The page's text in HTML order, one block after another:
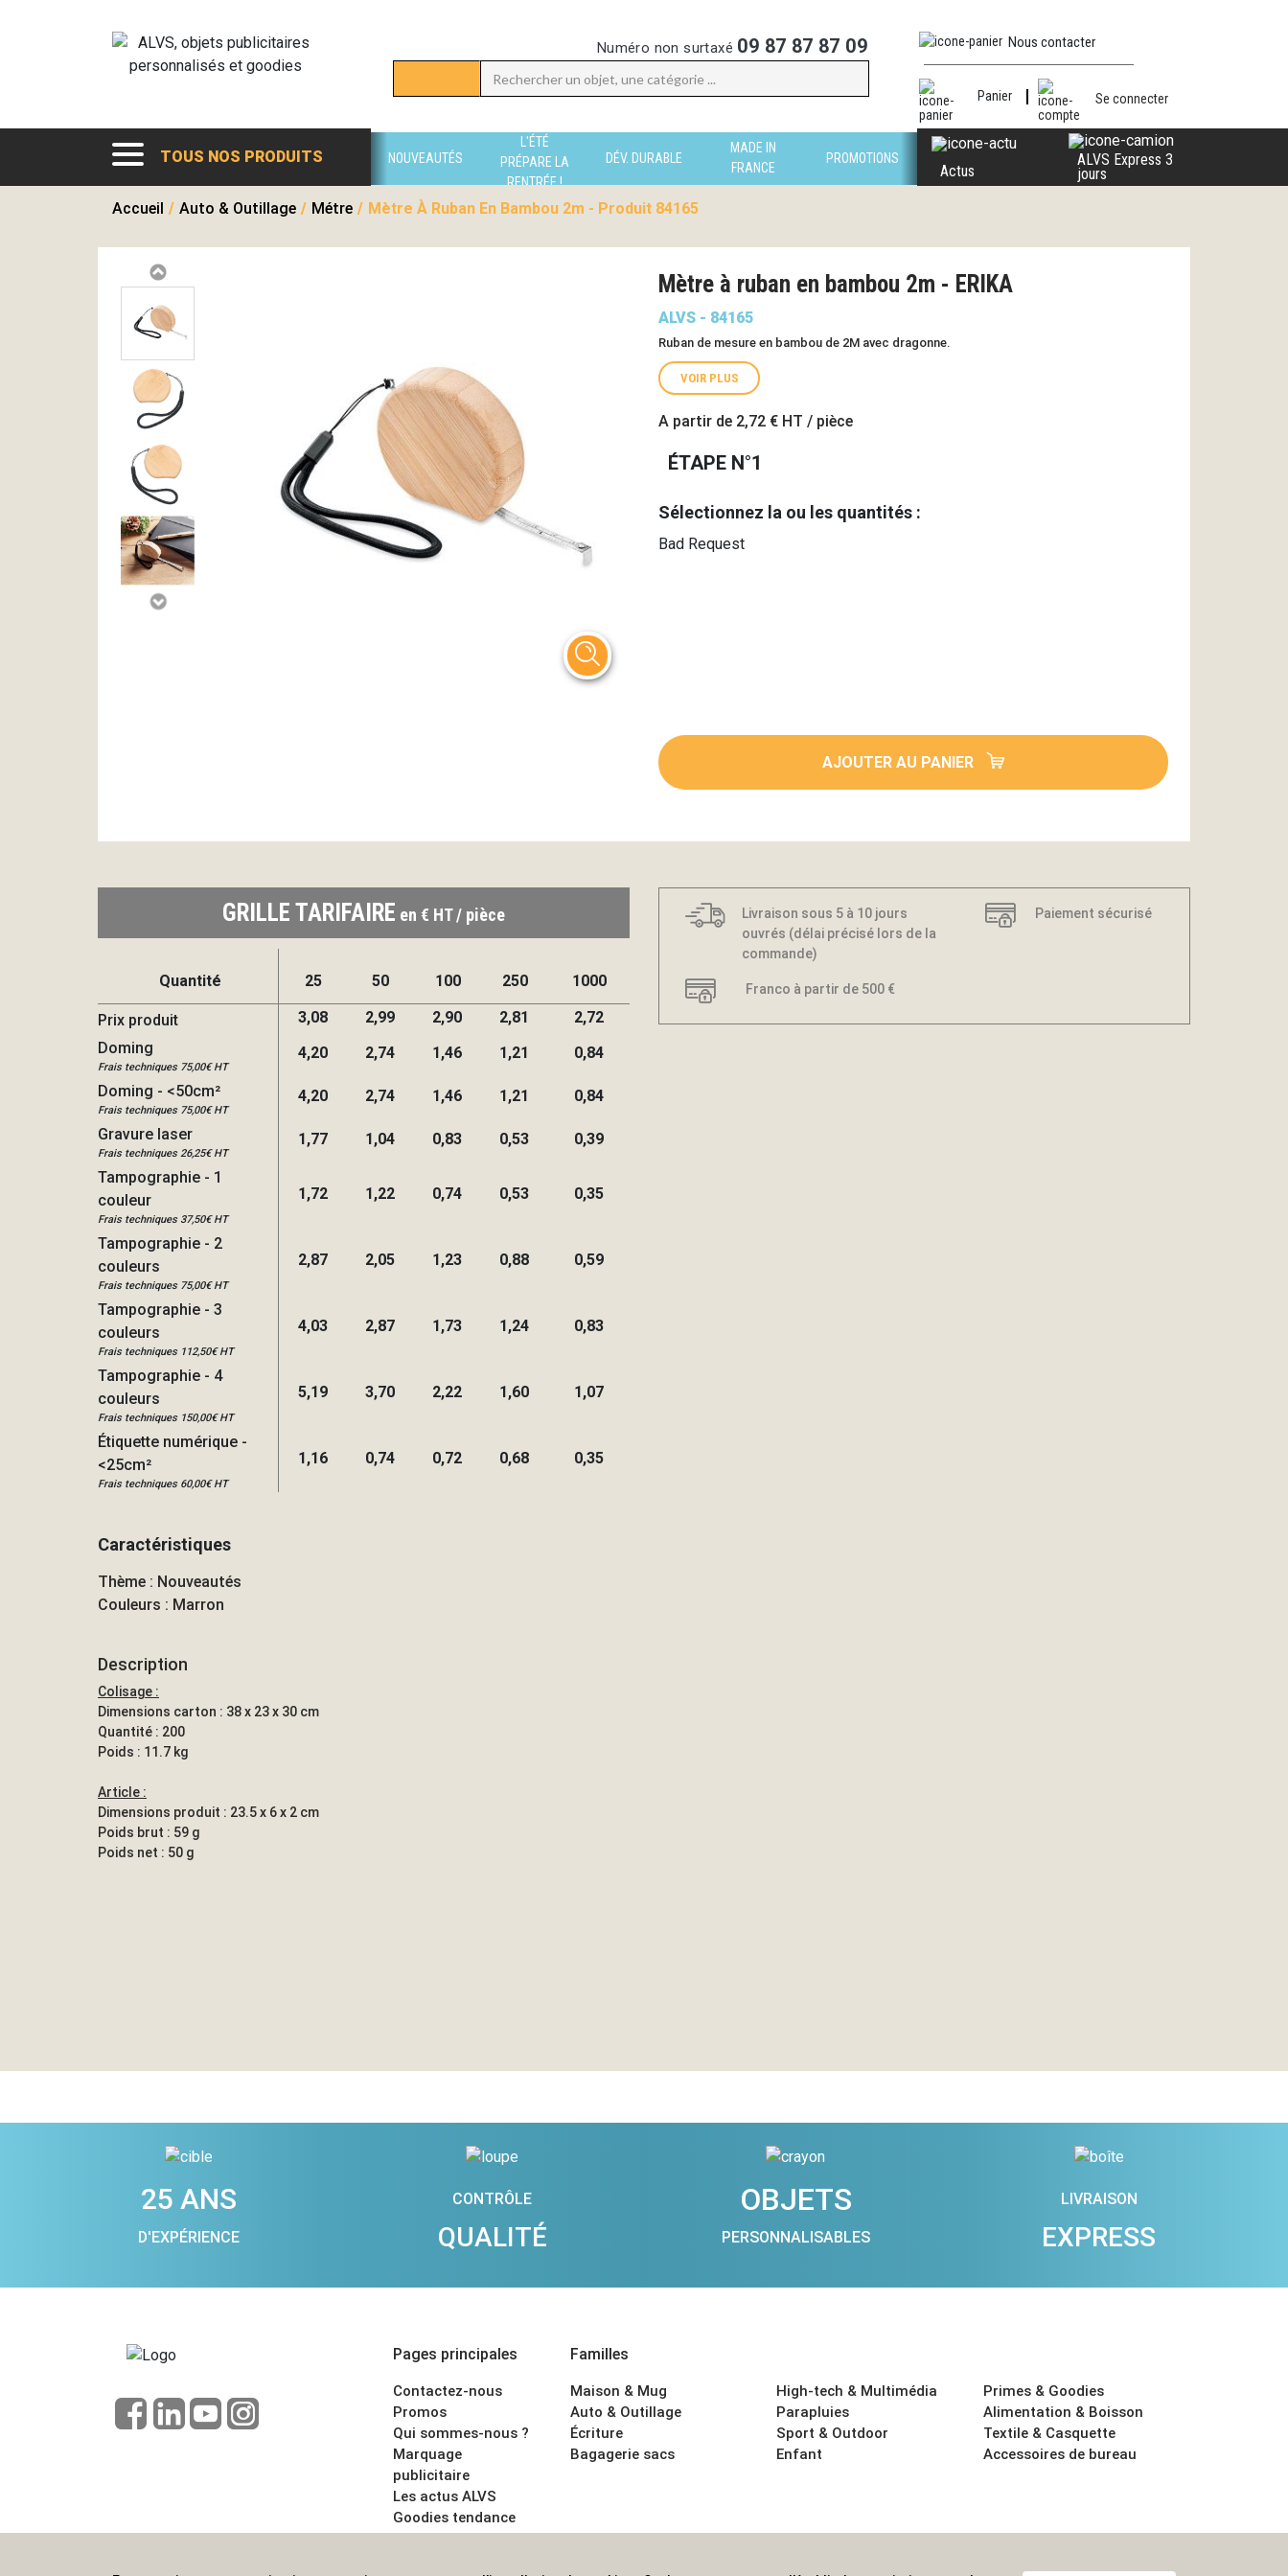
Numéro non surtaxé 09 87 87 87 09 Nous contacter
Panier Se connecter
TOUS NOS PRODUITS NOUVEAUTÉS
L'ÉTÉ
PRÉPARE LA
RENTRÉE !
DÉV. DURABLE
MADE IN
FRANCE
PROMOTIONS
Actus
ALVS Express 3
jours
Accueil / Auto & Outillage / Métre / Mètre À Ruban En Bambou 2m - Produit 84165
Mètre à ruban en bambou 2m - ERIKA
ALVS - 84165
Ruban de mesure en bambou de 2M avec dragonne.
VOIR PLUS
A partir de 2,72 € HT / pièce
ÉTAPE N°1
Sélectionnez la ou les quantités :
Bad Request
AJOUTER AU PANIER
GRILLE TARIFAIRE en € HT / pièce
Quantité 25 50 100 250 1000
Prix produit 3,08 2,99 2,90 2,81
2,72
Doming
Frais techniques 75,00€ HT
4,20 2,74 1,46 1,21 0,84
Doming - <50cm²
Frais techniques 75,00€ HT
4,20 2,74 1,46 1,21 0,84
Gravure laser
Frais techniques 26,25€ HT
1,77 1,04 0,83 0,53 0,39
Tampographie - 1
couleur
Frais techniques 37,50€ HT
1,72 1,22 0,74 0,53 0,35
Tampographie - 2
couleurs
Frais techniques 75,00€ HT
2,87 2,05 1,23 0,88 0,59
Tampographie - 3
couleurs
Frais techniques 112,50€ HT
4,03 2,87 1,73 1,24 0,83
Tampographie - 4
couleurs
Frais techniques 150,00€ HT
5,19 3,70 2,22 1,60 1,07
Étiquette numérique -
<25cm²
Frais techniques 60,00€ HT
1,16 0,74 0,72 0,68 0,35
Caractéristiques
Thème : Nouveautés
Couleurs : Marron
Description
Colisage :
Dimensions carton : 38 x 23 x 30 cm
Quantité : 200
Poids : 11.7 kg
Article :
Dimensions produit : 23.5 x 6 x 2 cm
Poids brut : 59 g
Poids net : 50 g
Livraison sous 5 à 10 jours
ouvrés (délai précisé lors de la
commande)
Paiement sécurisé
Franco à partir de 500 €
25 ANS
D'EXPÉRIENCE
CONTRÔLE
QUALITÉ
OBJETS
PERSONNALISABLES
LIVRAISON
EXPRESS
Pages principales
Contactez-nous
Promos
Qui sommes-nous ?
Marquage
publicitaire
Les actus ALVS
Goodies tendance
CGV
Familles
Maison & Mug
Auto & Outillage
Écriture
Bagagerie sacs
High-tech & Multimédia
Parapluies
Sport & Outdoor
Enfant
Primes & Goodies
Alimentation & Boisson
Textile & Casquette
Accessoires de bureau